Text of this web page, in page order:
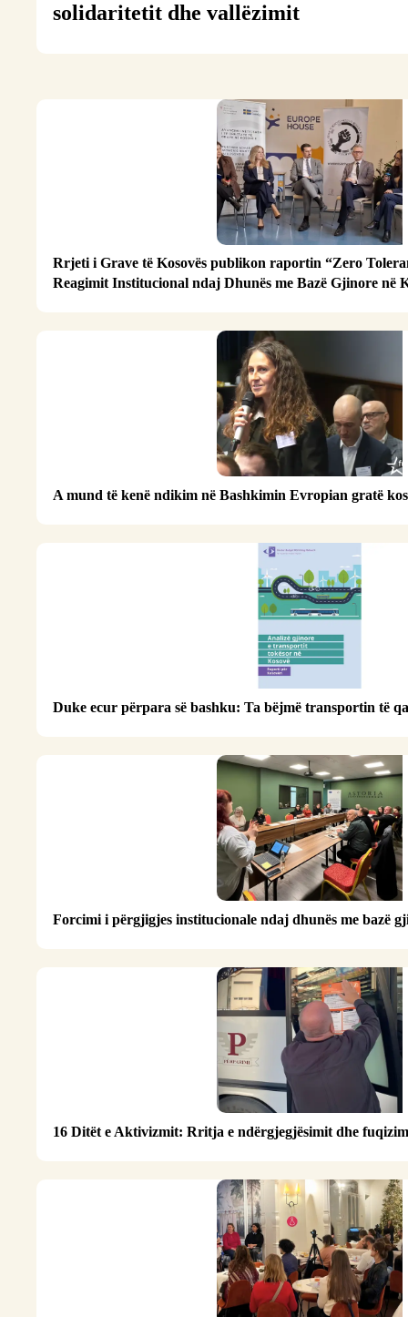
solidaritetit dhe vallëzimit
Rrjeti i Grave të Kosovës publikon raportin “Zero
Reagimit Institucional ndaj Dhunës me Bazë Gjinore në
A mund të kenë ndikim në Bashkimin Evropian gratë
Duke ecur përpara së bashku: Ta bëjmë transportin të
Forcimi i përgjigjes institucionale ndaj dhunës me bazë
16 Ditët e Aktivizmit: Rritja e ndërgjegjësimit dhe